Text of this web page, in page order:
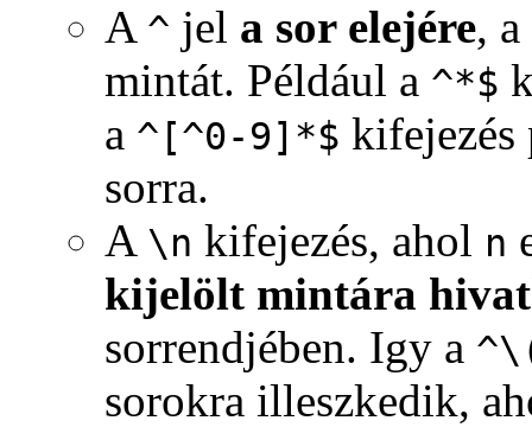
A ^ jel a sor elejére, a
mintát. Például a ^*$
a ^[^0-9]*$ kifejezés
sorra.
A \n kifejezés, ahol n
kijelölt mintára
sorrendjében. Igy a
sorokra illeszkedik,